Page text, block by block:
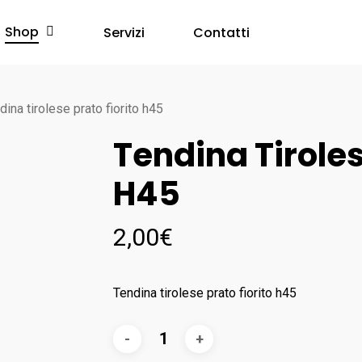
Shop Servizi Contatti
tirolese prato fiorito h45
Tendina
H45
2,00€
Tendina tirolese prato fiorito h45